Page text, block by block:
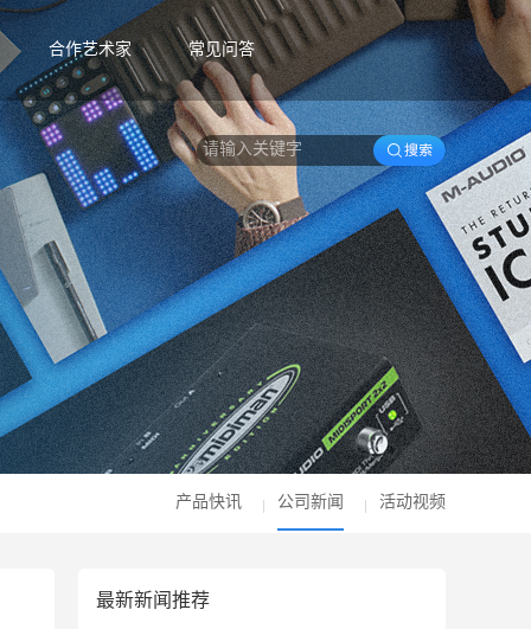
合作艺术家 常见问答
产品快讯 公司新闻 活动视频
最新新闻推荐